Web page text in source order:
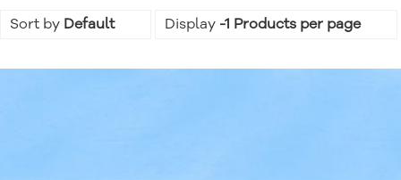
Sort by Default Display -1 Products per page